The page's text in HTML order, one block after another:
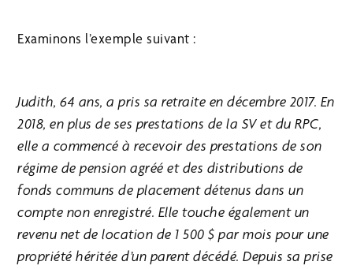
Examinons l’exemple suivant :
Judith, 64 ans, a pris sa retraite en décembre 2017. En
2018, en plus de ses prestations de la SV et du RPC,
elle a commencé à recevoir des prestations de son
régime de pension agréé et des distributions de
fonds communs de placement détenus dans un
compte non enregistré. Elle touche également un
revenu net de location de 1 500 $ par mois pour une
propriété héritée d’un parent décédé. Depuis sa prise